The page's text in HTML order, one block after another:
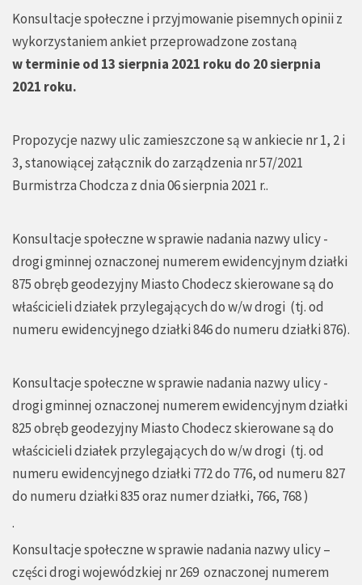
Konsultacje społeczne i przyjmowanie pisemnych opinii z
wykorzystaniem ankiet przeprowadzone zostaną
w terminie od 13 sierpnia 2021 roku do 20 sierpnia
2021 roku.
Propozycje nazwy ulic zamieszczone są w ankiecie nr 1, 2 i
3, stanowiącej załącznik do zarządzenia nr 57/2021
Burmistrza Chodcza z dnia 06 sierpnia 2021 r..
Konsultacje społeczne w sprawie nadania nazwy ulicy -
drogi gminnej oznaczonej numerem ewidencyjnym działki
875 obręb geodezyjny Miasto Chodecz skierowane są do
właścicieli działek przylegających do w/w drogi (tj. od
numeru ewidencyjnego działki 846 do numeru działki 876).
Konsultacje społeczne w sprawie nadania nazwy ulicy -
drogi gminnej oznaczonej numerem ewidencyjnym działki
825 obręb geodezyjny Miasto Chodecz skierowane są do
właścicieli działek przylegających do w/w drogi (tj. od
numeru ewidencyjnego działki 772 do 776, od numeru 827
do numeru działki 835 oraz numer działki, 766, 768 )
.
Konsultacje społeczne w sprawie nadania nazwy ulicy –
części drogi wojewódzkiej nr 269 oznaczonej numerem